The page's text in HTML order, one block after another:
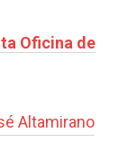
Oficina de
Altamirano